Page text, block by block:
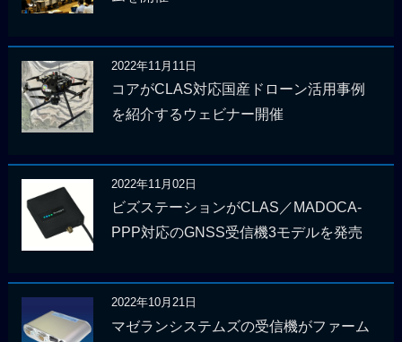
2022年11月11日
コアがCLAS対応国産ドローン活用事例
を紹介するウェビナー開催
2022年11月02日
ビズステーションがCLAS／MADOCA-
PPP対応のGNSS受信機3モデルを発売
2022年10月21日
マゼランシステムズの受信機がファーム